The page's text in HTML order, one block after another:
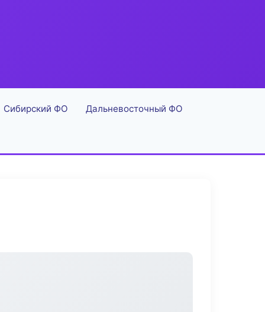
Сибирский ФО Дальневосточный ФО